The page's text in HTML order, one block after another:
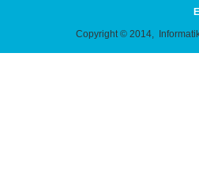
Copyright © 2014,